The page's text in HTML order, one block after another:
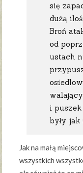
się
dużą
Broń
od
ustach
i
były jak
Jak na małą
wszystkich